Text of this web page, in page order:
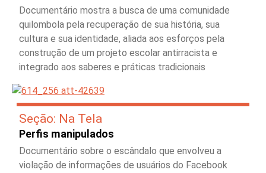
Documentário mostra a busca de uma comunidade
quilombola pela recuperação de sua história, sua
cultura e sua identidade, aliada aos esforços pela
construção de um projeto escolar antirracista e
integrado aos saberes e práticas tradicionais
Seção: Na Tela
Perfis manipulados
Documentário sobre o escândalo que envolveu a
violação de informações de usuários do Facebook